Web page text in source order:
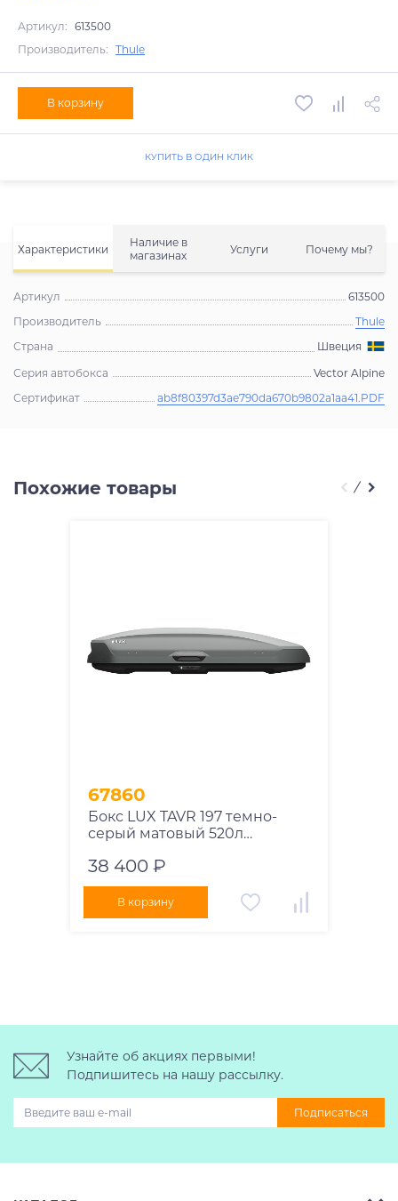
Характеристики
Наличие в
магазинах
Услуги Почему мы?
Артикул
613500
Производитель
Thule
Страна
Швеция
Серия автобокса
Vector Alpine
Сертификат
ab8f80397d3ae790da670b9802a1aa41.PDF
Артикул: 613500
Производитель: Thule
В корзину
КУПИТЬ В ОДИН КЛИК
Похожие товары
67860
Бокс LUX TAVR 197 темно-
серый матовый 520л
38 400 ₽
В корзину
Узнайте об акциях первыми!
Подпишитесь на нашу рассылку.
Подписаться